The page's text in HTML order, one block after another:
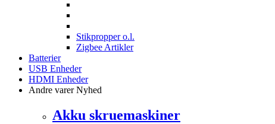
Stikpropper o.l.
Zigbee Artikler
Batterier
USB Enheder
HDMI Enheder
Andre varerNyhed
Akku skruemaskiner